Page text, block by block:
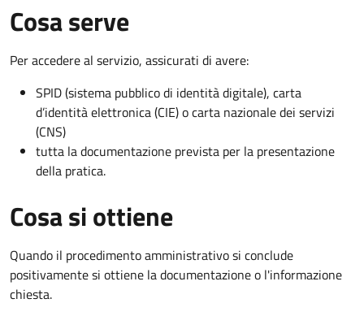
Cosa serve
Per accedere al servizio, assicurati di avere:
SPID (sistema pubblico di identità digitale), carta
d’identità elettronica (CIE) o carta nazionale dei servizi
(CNS)
tutta la documentazione prevista per la presentazione
della pratica.
Cosa si ottiene
Quando il procedimento amministrativo si conclude
positivamente si ottiene la documentazione o l'informazione
chiesta.